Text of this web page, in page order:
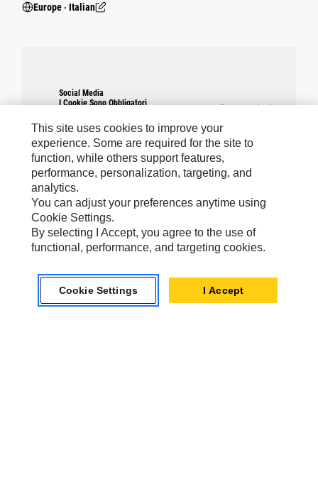
Europe ‧ Italian
Social Media
I Cookie Sono Obbligatori
accettare l'uso dei cookie funzionali,
di targeting e delle prestazioni.
Impostazioni
Marchi Caterpillar
Contattate Caterpillar
This site uses cookies to improve your
experience. Some are required for the site to
function, while others support features,
performance, personalization, targeting, and
analytics.
You can adjust your preferences anytime using
Cookie Settings.
By selecting I Accept, you agree to the use of
functional, performance, and targeting cookies.
Cookie Settings I Accept